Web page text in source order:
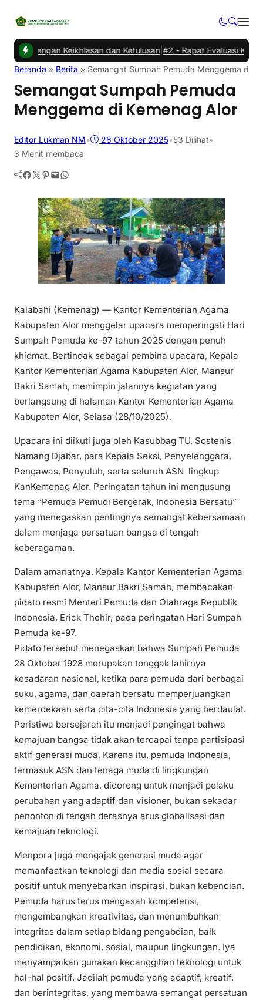
Keikhlasan dan Ketulusan|#2 -Rapat Evaluasi Kinerja dan
Beranda » Berita » Semangat Sumpah Pemuda Menggema di
Semangat Sumpah Pemuda
Menggema di Kemenag Alor
Editor Lukman NM• 28 Oktober 2025•53 Dilihat•
3 Menit membaca
Facebook Twitter Pinterest Mail WhatsApp
Kalabahi (Kemenag) — Kantor Kementerian Agama
Kabupaten Alor menggelar upacara memperingati Hari
Sumpah Pemuda ke-97 tahun 2025 dengan penuh
khidmat. Bertindak sebagai pembina upacara, Kepala
Kantor Kementerian Agama Kabupaten Alor, Mansur
Bakri Samah, memimpin jalannya kegiatan yang
berlangsung di halaman Kantor Kementerian Agama
Kabupaten Alor, Selasa (28/10/2025).
Upacara ini diikuti juga oleh Kasubbag TU, Sostenis
Namang Djabar, para Kepala Seksi, Penyelenggara,
Pengawas, Penyuluh, serta seluruh ASN lingkup
KanKemenag Alor. Peringatan tahun ini mengusung
tema “Pemuda Pemudi Bergerak, Indonesia Bersatu”
yang menegaskan pentingnya semangat kebersamaan
dalam menjaga persatuan bangsa di tengah
keberagaman.
Dalam amanatnya, Kepala Kantor Kementerian Agama
Kabupaten Alor, Mansur Bakri Samah, membacakan
pidato resmi Menteri Pemuda dan Olahraga Republik
Indonesia, Erick Thohir, pada peringatan Hari Sumpah
Pemuda ke-97.
Pidato tersebut menegaskan bahwa Sumpah Pemuda
28 Oktober 1928 merupakan tonggak lahirnya
kesadaran nasional, ketika para pemuda dari berbagai
suku, agama, dan daerah bersatu memperjuangkan
kemerdekaan serta cita-cita Indonesia yang berdaulat.
Peristiwa bersejarah itu menjadi pengingat bahwa
kemajuan bangsa tidak akan tercapai tanpa partisipasi
aktif generasi muda. Karena itu, pemuda Indonesia,
termasuk ASN dan tenaga muda di lingkungan
Kementerian Agama, didorong untuk menjadi pelaku
perubahan yang adaptif dan visioner, bukan sekadar
penonton di tengah derasnya arus globalisasi dan
kemajuan teknologi.
Menpora juga mengajak generasi muda agar
memanfaatkan teknologi dan media sosial secara
positif untuk menyebarkan inspirasi, bukan kebencian.
Pemuda harus terus mengasah kompetensi,
mengembangkan kreativitas, dan menumbuhkan
integritas dalam setiap bidang pengabdian, baik
pendidikan, ekonomi, sosial, maupun lingkungan. Iya
menyampaikan gunakan kecanggihan teknologi untuk
hal-hal positif. Jadilah pemuda yang adaptif, kreatif,
dan berintegritas, yang membawa semangat persatuan